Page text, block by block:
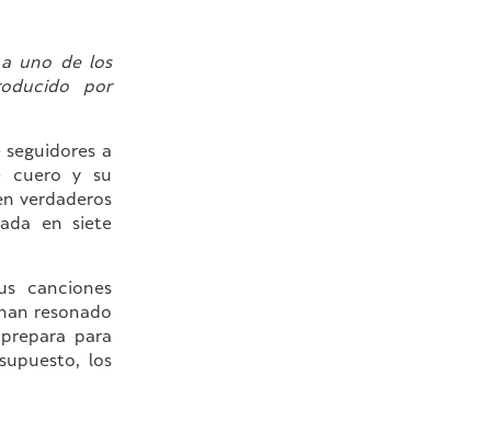
uno de los
por
a
cuero y su
verdaderos
en siete
canciones
resonado
para
los